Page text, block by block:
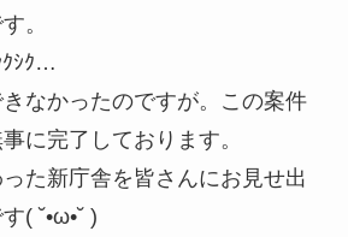
。
ｸｼｸ…
なかったのですが。この案件
に完了しております。
た新庁舎を皆さんにお見せ出
( ˘•ω•˘ )